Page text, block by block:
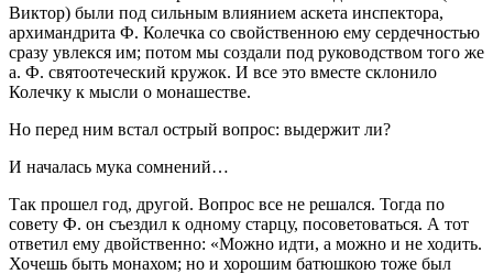
Виктор) были под сильным влиянием аскета инспектора,
архимандрита Ф. Колечка со свойственною ему сердечностью
сразу увлекся им; потом мы создали под руководством того же
а. Ф. святоотеческий кружок. И все это вместе склонило
Колечку к мысли о монашестве.
Но перед ним встал острый вопрос: выдержит ли?
И началась мука сомнений…
Так прошел год, другой. Вопрос все не решался. Тогда по
совету Ф. он съездил к одному старцу, посоветоваться. А тот
ответил ему двойственно: «Можно идти, а можно и не ходить.
Хочешь быть монахом; но и хорошим батюшкою тоже был